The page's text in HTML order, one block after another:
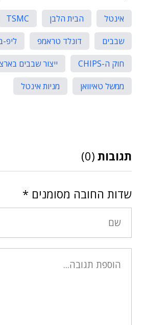
אינטל הבית הלבן TSMC
שבבים
דונלד טראמפ
ליפ-
חוק ה-CHIPS
ייצור שבבים
ממשל טאיוואן
מניות אינטל
תגובות (0)
שדות החובה מסומנים *